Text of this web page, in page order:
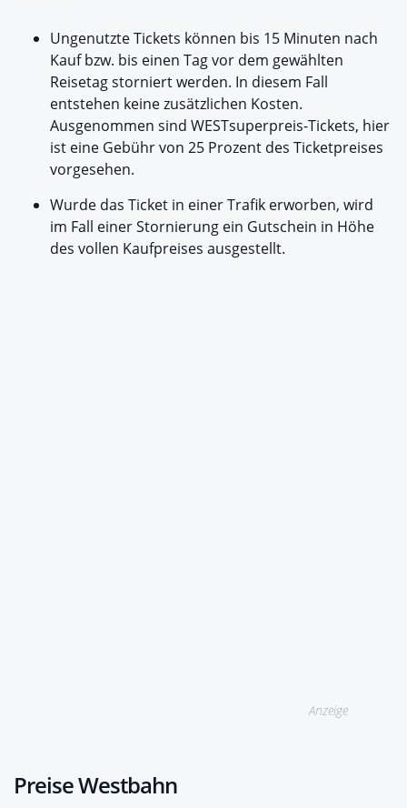
Ungenutzte Tickets können bis 15 Minuten nach
Kauf bzw. bis einen Tag vor dem gewählten
Reisetag storniert werden. In diesem Fall
entstehen keine zusätzlichen Kosten.
Ausgenommen sind WESTsuperpreis-Tickets, hier
ist eine Gebühr von 25 Prozent des Ticketpreises
vorgesehen.
Wurde das Ticket in einer Trafik erworben, wird
im Fall einer Stornierung ein Gutschein in Höhe
des vollen Kaufpreises ausgestellt.
Anzeige
Preise Westbahn